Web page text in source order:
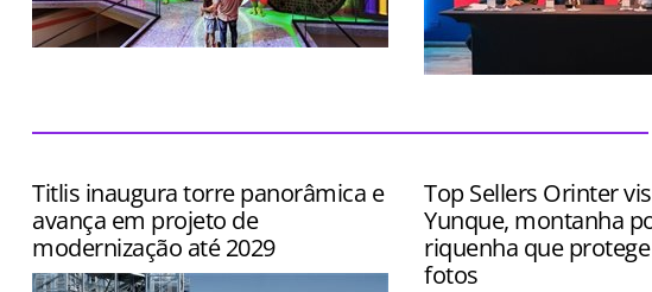
exposição de produtos
queijos, cafés e chocolates
Titlis inaugura torre panorâmica e
avança em projeto de
modernização até 2029
Top Sellers Orinter
Yunque, montanha
riquenha que
fotos